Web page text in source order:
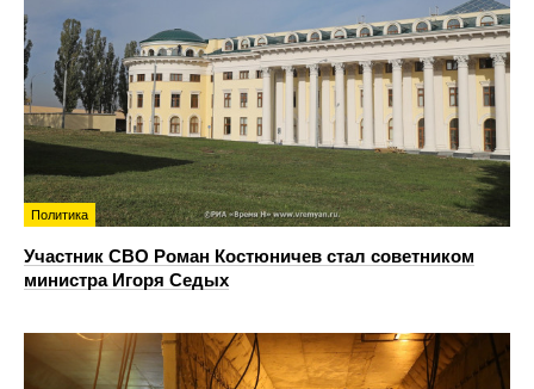
Политика
Участник СВО Роман Костюничев стал советником
министра Игоря Седых